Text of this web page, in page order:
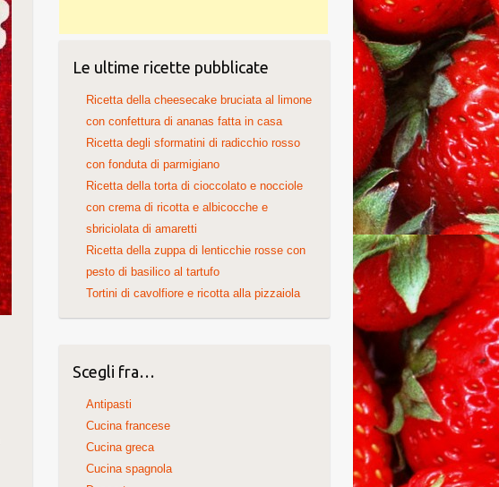
Le ultime ricette pubblicate
Ricetta della cheesecake bruciata al limone
con confettura di ananas fatta in casa
Ricetta degli sformatini di radicchio rosso
con fonduta di parmigiano
Ricetta della torta di cioccolato e nocciole
con crema di ricotta e albicocche e
sbriciolata di amaretti
Ricetta della zuppa di lenticchie rosse con
pesto di basilico al tartufo
Tortini di cavolfiore e ricotta alla pizzaiola
Scegli fra…
Antipasti
Cucina francese
Cucina greca
Cucina spagnola